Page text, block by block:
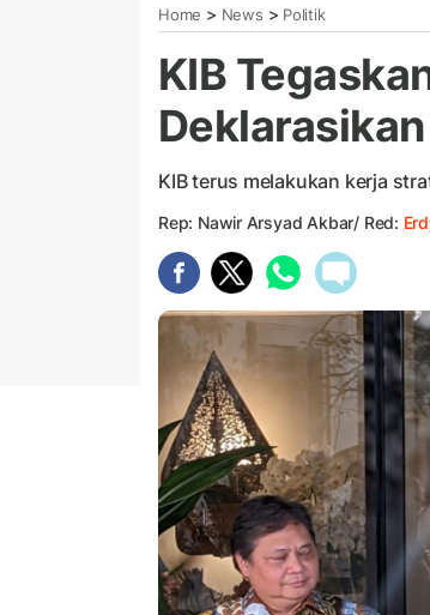
Home > News > Politik
KIB
KIB terus melakukan kerja
Rep: Nawir Arsyad Akbar/ Red: